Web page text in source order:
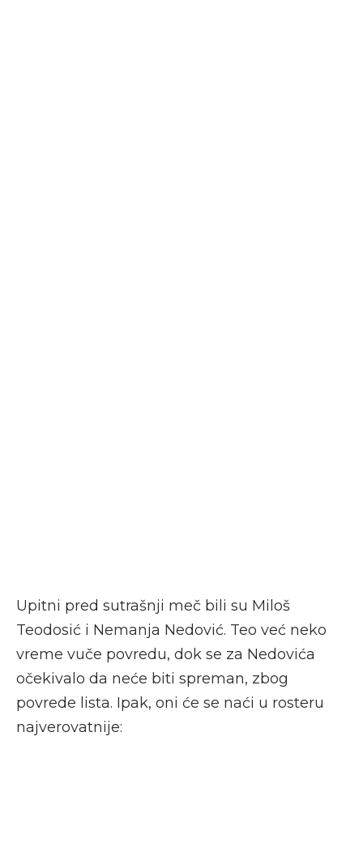
Upitni pred sutrašnji meč bili su Miloš
Teodosić i Nemanja Nedović. Teo već neko
vreme vuče povredu, dok se za Nedovića
očekivalo da neće biti spreman, zbog
povrede lista. Ipak, oni će se naći u rosteru
najverovatnije: